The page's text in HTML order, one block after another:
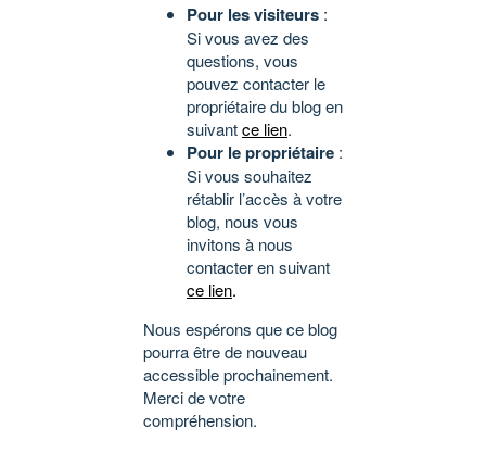
Pour les visiteurs :
Si vous avez des
questions, vous
pouvez contacter le
propriétaire du blog en
suivantce lien.
Pour le propriétaire :
Si vous souhaitez
rétablir l’accès à votre
blog, nous vous
invitons à nous
contacter en suivant
ce lien.
Nous espérons que ce blog
pourra être de nouveau
accessible prochainement.
Merci de votre
compréhension.